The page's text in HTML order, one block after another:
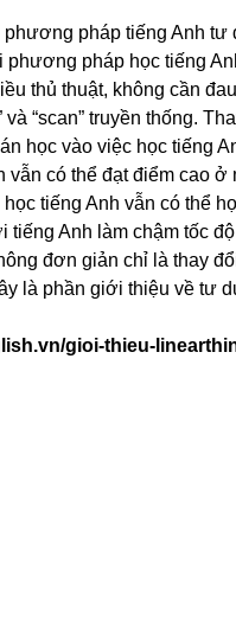
phương pháp tiếng Anh
phương pháp học tiếng
thủ thuật, không cần
và “scan” truyền thống.
học vào việc học tiếng
vẫn có thể đạt điểm cao
tiếng Anh vẫn có thể
tiếng Anh làm chậm tốc
đơn giản chỉ là thay
là phần giới thiệu về tư
gioi-thieu-